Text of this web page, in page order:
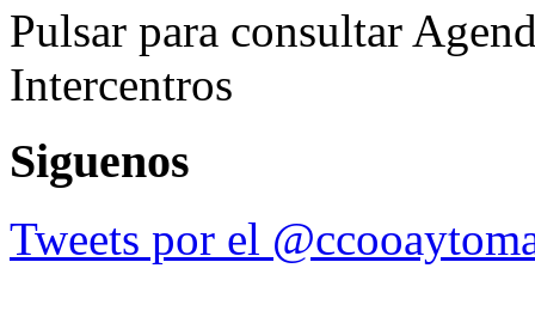
Pulsar para consultar
Intercentros
Siguenos
Tweets por el